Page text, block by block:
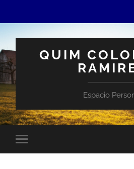
QUIM
Espacio
Alternar
el